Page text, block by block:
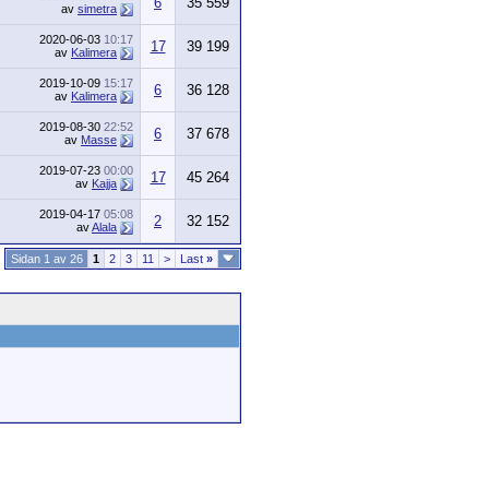
av simetra
2020-06-03 10:17
av Kalimera 17 39 199
2019-10-09 15:17
av Kalimera 6 36 128
2019-08-30 22:52
av Masse 6 37 678
2019-07-23 00:00
av Kajja 17 45 264
2019-04-17 05:08
avAlala 2 32 152
Sidan 1 av 26 1 2 3 11 > Last »